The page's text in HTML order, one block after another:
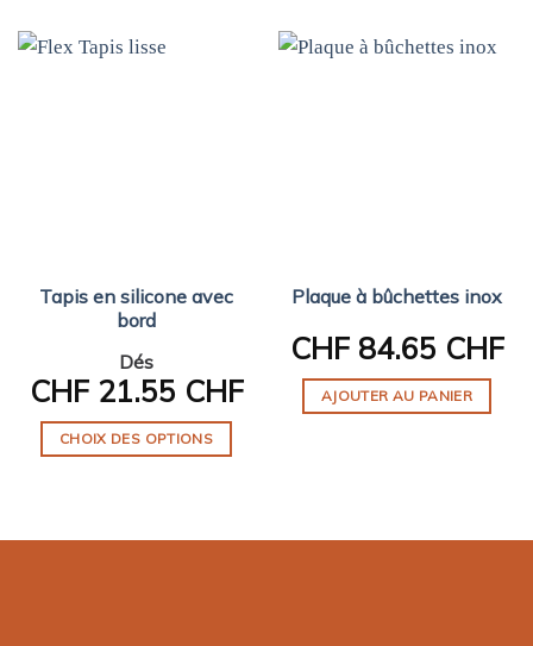
Tapis en silicone avec
bord
Dés
CHF21.55 CHF
CHOIX DES OPTIONS
Plaque à bûchettes inox
CHF84.65 CHF
AJOUTER AU PANIER